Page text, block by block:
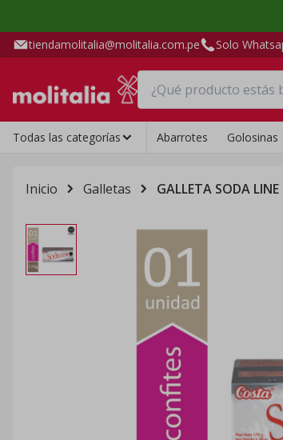
tiendamolitalia@molitalia.com.pe Solo
Todas las categorías Abarrotes Golosinas
Inicio Galletas GALLETA SODA